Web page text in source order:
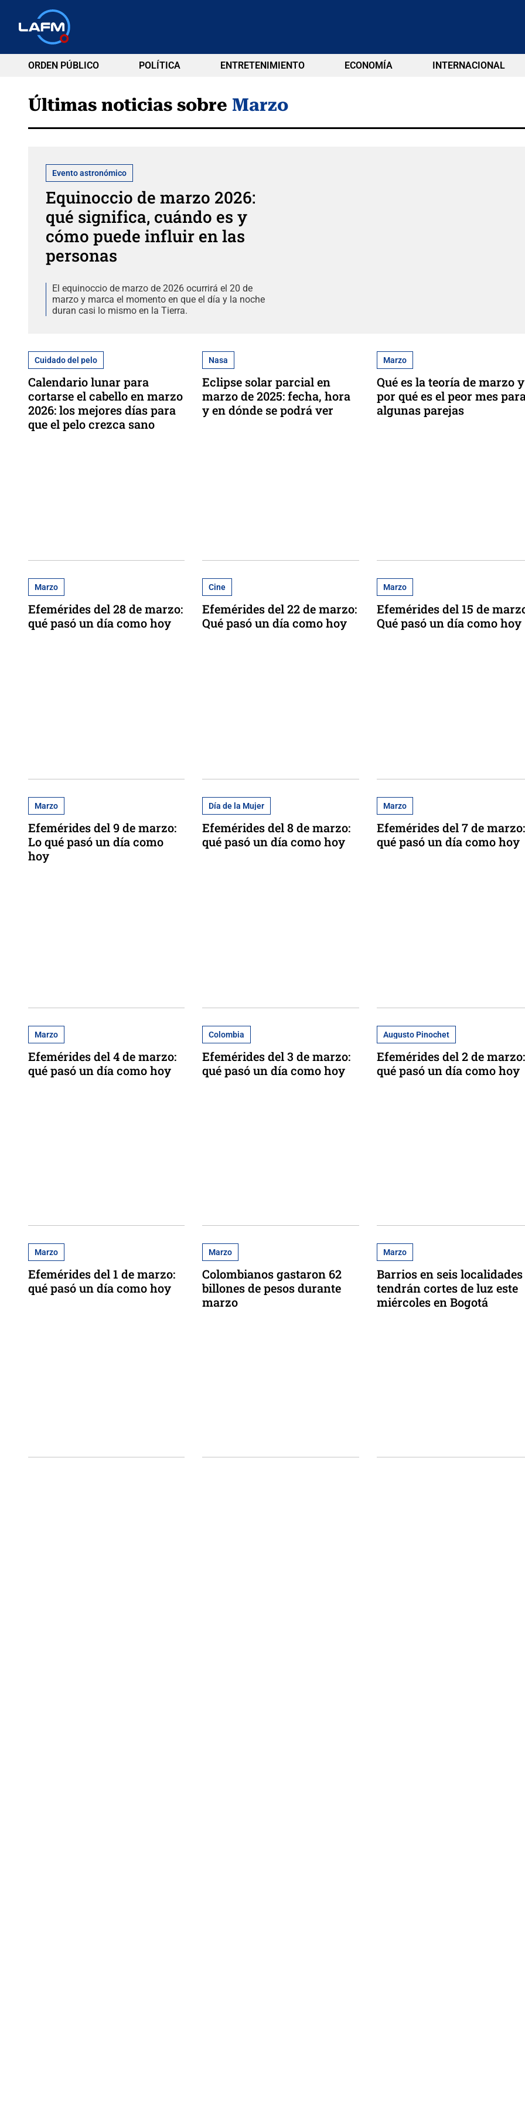
ORDEN PÚBLICO POLÍTICA ENTRETENIMIENTO ECONOMÍA INTERNACIONAL
Últimas noticias sobre Marzo
Evento astronómico
Equinoccio de marzo 2026:
qué significa, cuándo es y
cómo puede influir en las
personas
El equinoccio de marzo de 2026 ocurrirá el 20 de
marzo y marca el momento en que el día y la noche
duran casi lo mismo en la Tierra.
Cuidado del pelo
Calendario lunar para
cortarse el cabello en marzo
2026: los mejores días para
que el pelo crezca sano
Nasa
Eclipse solar parcial en
marzo de 2025: fecha, hora
y en dónde se podrá ver
Marzo
Qué es la teoría de marzo y
por qué es el peor mes
algunas parejas
Marzo
Efemérides del 28 de marzo:
qué pasó un día como hoy
Cine
Efemérides del 22 de marzo:
Qué pasó un día como hoy
Marzo
Efemérides del 15 de
Qué pasó un día como hoy
Marzo
Efemérides del 9 de marzo:
Lo qué pasó un día como
hoy
Día de la Mujer
Efemérides del 8 de marzo:
qué pasó un día como hoy
Marzo
Efemérides del 7 de marzo:
qué pasó un día como hoy
Marzo
Efemérides del 4 de marzo:
qué pasó un día como hoy
Colombia
Efemérides del 3 de marzo:
qué pasó un día como hoy
Augusto Pinochet
Efemérides del 2 de marzo:
qué pasó un día como hoy
Marzo
Efemérides del 1 de marzo:
qué pasó un día como hoy
Marzo
Colombianos gastaron 62
billones de pesos durante
marzo
Marzo
Barrios en seis localidades
tendrán cortes de luz este
miércoles en Bogotá